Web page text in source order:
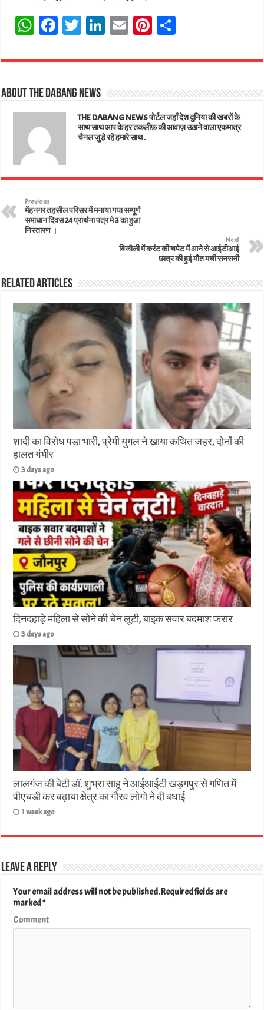
W
ts
A
pp
Fa
bo
ok
T
tt
er
Li
ed
E
ail
Pi
er
t
e
About The Dabang News
THE DABANG NEWS पोर्टल जहाँ देश दुनिया की खबरों के
साथ साथ आप के हर तकलीफ़ की आवाज़ उठाने वाला एकमात्र
चैनल जुड़े रहे हमारे साथ .
Previous
मेंहनगर तहसील परिसर में मनाया गया सम्पूर्ण
समाधान दिवस 24 प्रार्थना पत्र मे 3 का हुआ
निस्तारण ।
Next
बिजौली में करंट की चपेट में आने से आईटीआई
छात्र की हुई मौत मची सनसनी
Related Articles
शादी का विरोध पड़ा भारी, प्रेमी युगल ने खाया कथित जहर, दोनों की
हालत गंभीर
3 days ago
दिनदहाड़े महिला से सोने की चेन लूटी, बाइक सवार बदमाश फरार
3 days ago
लालगंज की बेटी डॉ. शुभ्रा साहू ने आईआईटी खड़गपुर से गणित में
पीएचडी कर बढ़ाया क्षेत्र का गौरव लोगो ने दी बधाई
1 week ago
Leave a Reply
Your email address will not be published.Required fields are
marked*
Comment